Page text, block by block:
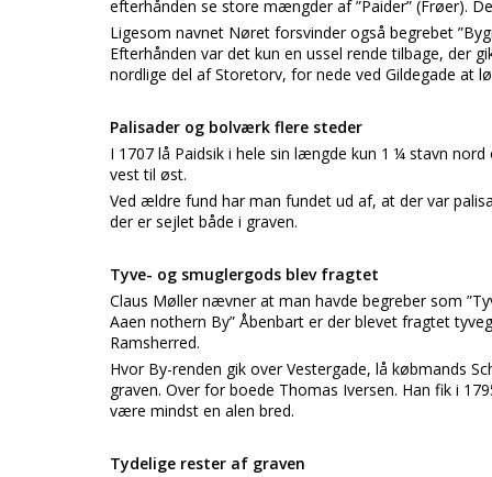
efterhånden se store mængder af ”Paider” (Frøer).
Ligesom navnet Nøret forsvinder også begrebet
Efterhånden var det kun en ussel rende tilbage, der
nordlige del af Storetorv, for nede ved Gildegade at
Palisader og bolværk flere steder
I 1707 lå Paidsik i hele sin længde kun 1 ¼ stavn
vest til øst.
Ved ældre fund har man fundet ud af, at der var
der er sejlet både i graven.
Tyve- og smuglergods blev fragtet
Claus Møller nævner at man havde begreber som
Aaen nothern By” Åbenbart er der blevet fragtet
Ramsherred.
Hvor By-renden gik over Vestergade, lå købmands
graven. Over for boede Thomas Iversen. Han fik i
være mindst en alen bred.
Tydelige rester af graven